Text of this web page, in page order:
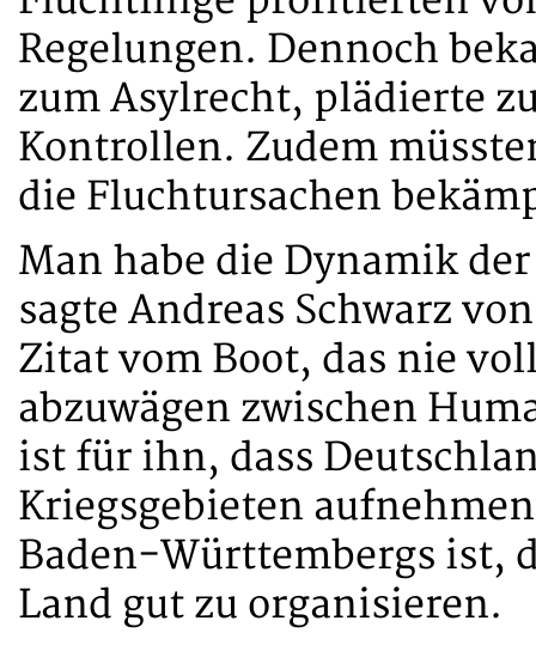
Regelungen. Dennoch
zum Asylrecht, plädierte
Kontrollen. Zudem
die Fluchtursachen
Man habe die Dynamik
sagte Andreas Schwarz
Zitat vom Boot, das nie
abzuwägen zwischen
ist für ihn, dass
Kriegsgebieten
Baden-Württembergs ist,
Land gut zu organisieren.